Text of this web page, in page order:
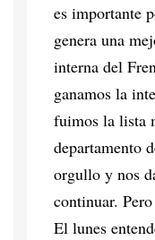
es importante
genera una
interna del
ganamos la
fuimos la lista
departamento
orgullo y nos
continuar.
El lunes